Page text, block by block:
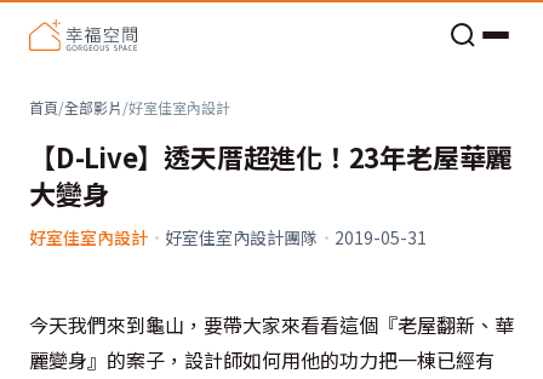
首頁/全部影片/好室佳室內設計
【D-Live】透天厝超進化！23年老屋華麗
大變身
好室佳室內設計 · 好室佳室內設計團隊 · 2019-05-31
今天我們來到龜山，要帶大家來看看這個『老屋翻新、華
麗變身』的案子，設計師如何用他的功力把一棟已經有